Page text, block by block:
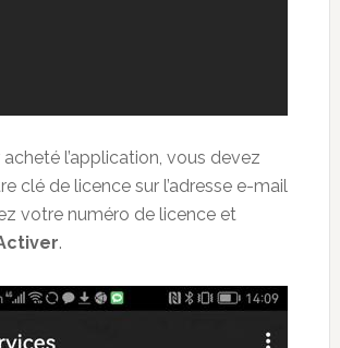
l’application, vous devez
clé de licence sur l’adresse e-mail
votre numéro de licence et
.